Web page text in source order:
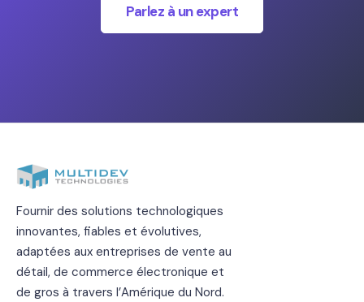
Parlez à un expert
Fournir des solutions technologiques
innovantes, fiables et évolutives,
adaptées aux entreprises de vente au
détail, de commerce électronique et
de gros à travers l’Amérique du Nord.